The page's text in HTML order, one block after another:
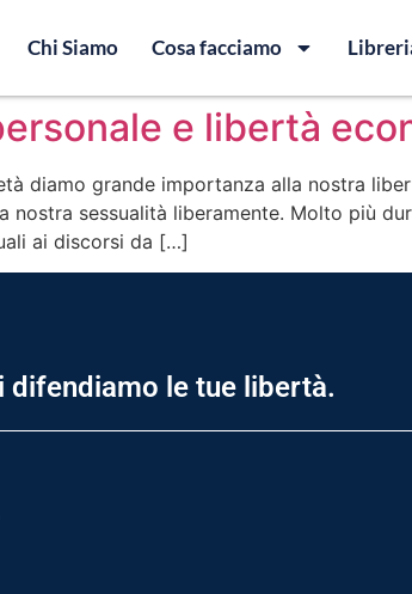
Chi Siamo Cosa facciamo
e libertà
diamo grande importanza alla nostra
nostra sessualità liberamente. Molto più
ai discorsi da […]
difendiamo le tue libertà.